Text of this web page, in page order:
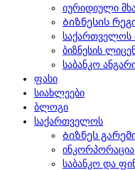
იურიდიული
Ბიზნესის
საქართველოს
ბიზნესის
საბანკო
ფასი
სიახლეები
ბლოგი
საქართველოს
Ბიზნეს
ინკორპორაცია
საბანკო და